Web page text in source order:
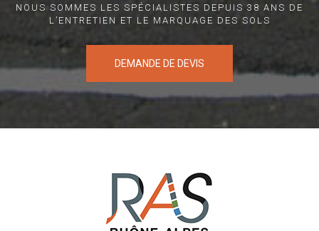
NOUS SOMMES LES SPÉCIALISTES DEPUIS 38 ANS DE
L’ENTRETIEN ET LE MARQUAGE DES SOLS
DEMANDE DE DEVIS